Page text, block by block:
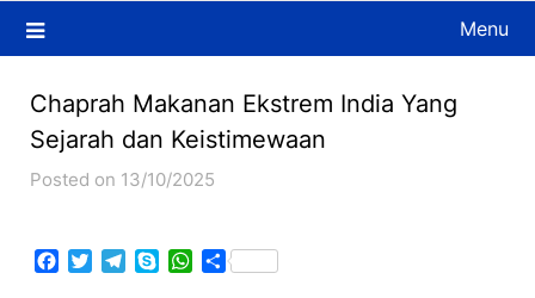
Menu
Chaprah Makanan Ekstrem India Yang
Sejarah dan Keistimewaan
Posted on 13/10/2025
Facebook
TwitterTelegram
SkypeWhatsApp
Share